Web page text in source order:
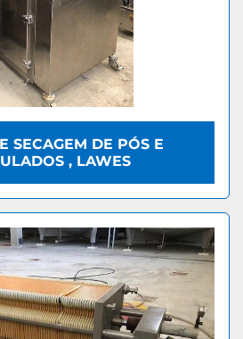
SECAGEM DE PÓS E
, LAWES